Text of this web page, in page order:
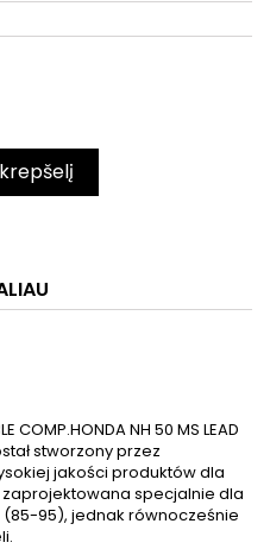
COMP.HONDA NH 50 MS LEAD
stworzony przez
jakości produktów dla
zaprojektowana specjalnie dla
(85-95), jednak równocześnie